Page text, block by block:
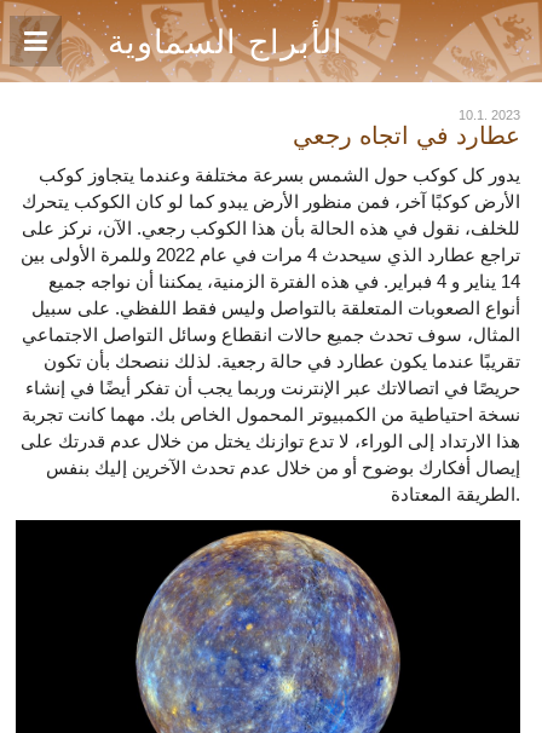
الأبراج السماوية
10.1. 2023
عطارد في اتجاه رجعي
يدور كل كوكب حول الشمس بسرعة مختلفة وعندما يتجاوز كوكب
الأرض كوكبًا آخر، فمن منظور الأرض يبدو كما لو كان الكوكب يتحرك
للخلف، نقول في هذه الحالة بأن هذا الكوكب رجعي. الآن، نركز على
تراجع عطارد الذي سيحدث 4 مرات في عام 2022 وللمرة الأولى بين
14 يناير و 4 فبراير. في هذه الفترة الزمنية، يمكننا أن نواجه جميع
أنواع الصعوبات المتعلقة بالتواصل وليس فقط اللفظي. على سبيل
المثال، سوف تحدث جميع حالات انقطاع وسائل التواصل الاجتماعي
تقريبًا عندما يكون عطارد في حالة رجعية. لذلك ننصحك بأن تكون
حريصًا في اتصالاتك عبر الإنترنت وربما يجب أن تفكر أيضًا في إنشاء
نسخة احتياطية من الكمبيوتر المحمول الخاص بك. مهما كانت تجربة
هذا الارتداد إلى الوراء، لا تدع توازنك يختل من خلال عدم قدرتك على
إيصال أفكارك بوضوح أو من خلال عدم تحدث الآخرين إليك بنفس
الطريقة المعتادة.